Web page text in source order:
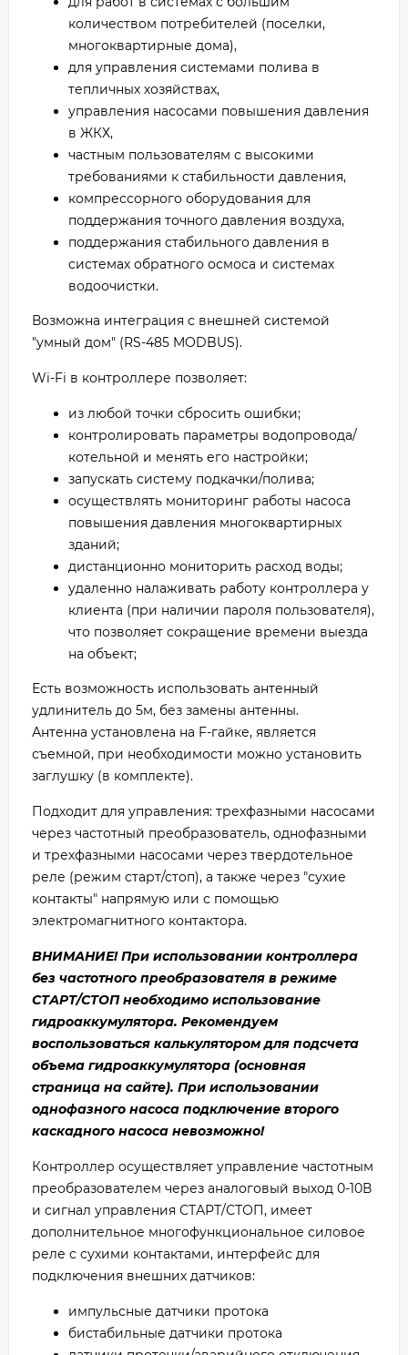
количеством потребителей (поселки,
многоквартирные дома),
для управления системами полива в
тепличных хозяйствах,
управления насосами повышения давления
в ЖКХ,
частным пользователям с высокими
требованиями к стабильности давления,
компрессорного оборудования для
поддержания точного давления воздуха,
поддержания стабильного давления в
системах обратного осмоса и системах
водоочистки.
Возможна интеграция с внешней системой
"умный дом" (RS-485 MODBUS).
Wi-Fi в контроллере позволяет:
из любой точки сбросить ошибки;
контролировать параметры водопровода/
котельной и менять его настройки;
запускать систему подкачки/полива;
осуществлять мониторинг работы насоса
повышения давления многоквартирных
зданий;
дистанционно мониторить расход воды;
удаленно налаживать работу контроллера у
клиента (при наличии пароля пользователя),
что позволяет сокращение времени выезда
на объект;
Есть возможность использовать антенный
удлинитель до 5м, без замены антенны.
Антенна установлена на F-гайке, является
съемной, при необходимости можно установить
заглушку (в комплекте).
Подходит для управления: трехфазными насосами
через частотный преобразователь, однофазными
и трехфазными насосами через твердотельное
реле (режим старт/стоп), а также через "сухие
контакты" напрямую или с помощью
электромагнитного контактора.
ВНИМАНИЕ! При использовании контроллера
без частотного преобразователя в режиме
СТАРТ/СТОП необходимо использование
гидроаккумулятора. Рекомендуем
воспользоваться калькулятором для подсчета
объема гидроаккумулятора (основная
страница на сайте). При использовании
однофазного насоса подключение второго
каскадного насоса невозможно!
Контроллер осуществляет управление частотным
преобразователем через аналоговый выход 0-10В
и сигнал управления СТАРТ/СТОП, имеет
дополнительное многофункциональное силовое
реле с сухими контактами, интерфейс для
подключения внешних датчиков:
импульсные датчики протока
бистабильные датчики протока